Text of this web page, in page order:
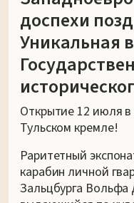
доспехи
Уникальная
Открытие 12 июля
Тульском кремле!
Раритетный
карабин личной
Зальцбурга